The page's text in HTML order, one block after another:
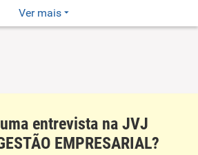
Ver mais
entrevista na JVJ
EMPRESARIAL?